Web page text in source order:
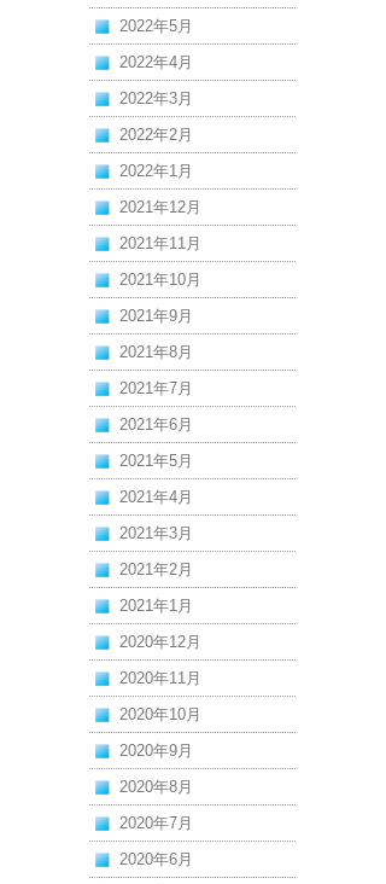
2022年5月
2022年4月
2022年3月
2022年2月
2022年1月
2021年12月
2021年11月
2021年10月
2021年9月
2021年8月
2021年7月
2021年6月
2021年5月
2021年4月
2021年3月
2021年2月
2021年1月
2020年12月
2020年11月
2020年10月
2020年9月
2020年8月
2020年7月
2020年6月